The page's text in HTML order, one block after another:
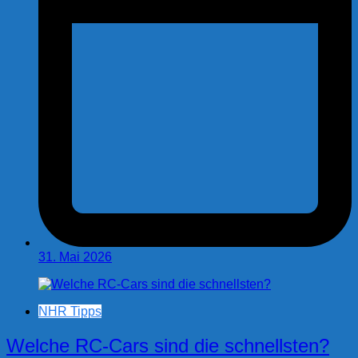
31. Mai 2026
NHR Tipps
Welche RC-Cars sind die schnellsten?